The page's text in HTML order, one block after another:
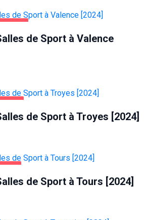
de Sport à Valence
de Sport à Troyes [2024]
de Sport à Tours [2024]